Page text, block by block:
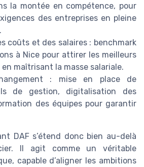
la montée en compétence, pour
des entreprises en pleine
coûts et des salaires : benchmark
à Nice pour attirer les meilleurs
maîtrisant la masse salariale.
: mise en place de
de gestion, digitalisation des
des équipes pour garantir
DAF s’étend donc bien au-delà
Il agit comme un véritable
capable d’aligner les ambitions